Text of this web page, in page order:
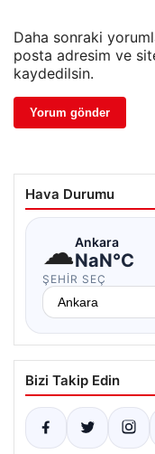
Daha sonraki
posta adresim ve
kaydedilsin.
Hava Durumu
☁Ankara
NaN°C
ŞEHIR SEÇ
Bizi Takip Edin